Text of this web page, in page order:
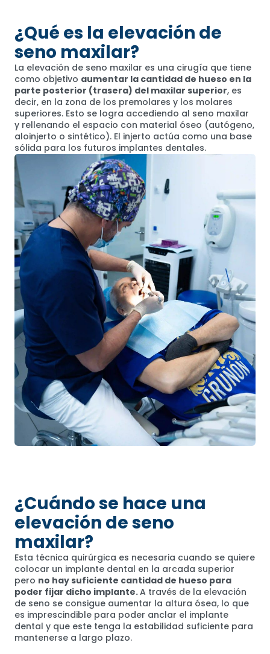
¿Qué es la elevación de
seno maxilar?
La elevación de seno maxilar es una cirugía que tiene
como objetivo aumentar la cantidad de hueso en la
parte posterior (trasera) del maxilar superior, es
decir, en la zona de los premolares y los molares
superiores. Esto se logra accediendo al seno maxilar
y rellenando el espacio con material óseo (autógeno,
aloinjerto o sintético). El injerto actúa como una base
sólida para los futuros implantes dentales.
¿Cuándo se hace una
elevación de seno
maxilar?
Esta técnica quirúrgica es necesaria cuando se quiere
colocar un implante dental en la arcada superior
pero no hay suficiente cantidad de hueso para
poder fijar dicho implante.A través de la elevación
de seno se consigue aumentar la altura ósea, lo que
es imprescindible para poder anclar el implante
dental y que este tenga la estabilidad suficiente para
mantenerse a largo plazo.